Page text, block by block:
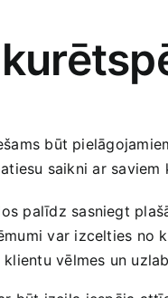
būt
saikni ar‌
palīdz sasniegt
var izcelties no
vēlmes un